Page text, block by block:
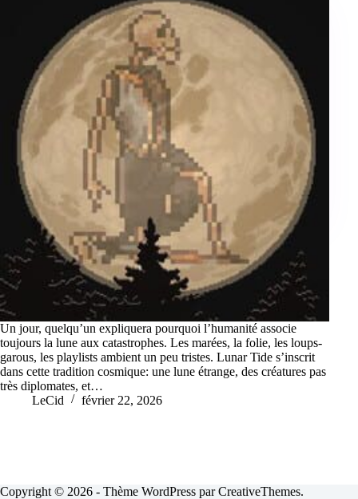
Un jour, quelqu’un expliquera pourquoi l’humanité associe
toujours la lune aux catastrophes. Les marées, la folie, les loups-
garous, les playlists ambient un peu tristes. Lunar Tide s’inscrit
dans cette tradition cosmique: une lune étrange, des créatures pas
très diplomates, et…
LeCid
février 22, 2026
Copyright © 2026 - Thème WordPress parCreativeThemes.